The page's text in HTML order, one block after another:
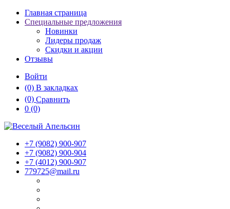
Главная страница
Специальные предложения
Новинки
Лидеры продаж
Скидки и акции
Отзывы
Войти
(0) В закладках
(0) Сравнить
0 (0)
+7 (9082) 900-907
+7 (9082) 900-904
+7 (4012) 900-907
779725@mail.ru